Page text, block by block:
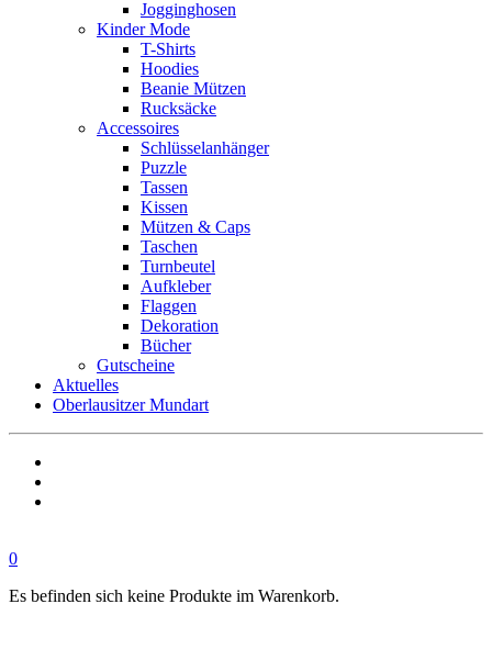
Jogginghosen
Kinder Mode
T-Shirts
Hoodies
Beanie Mützen
Rucksäcke
Accessoires
Schlüsselanhänger
Puzzle
Tassen
Kissen
Mützen & Caps
Taschen
Turnbeutel
Aufkleber
Flaggen
Dekoration
Bücher
Gutscheine
Aktuelles
Oberlausitzer Mundart
0
Es befinden sich keine Produkte im Warenkorb.